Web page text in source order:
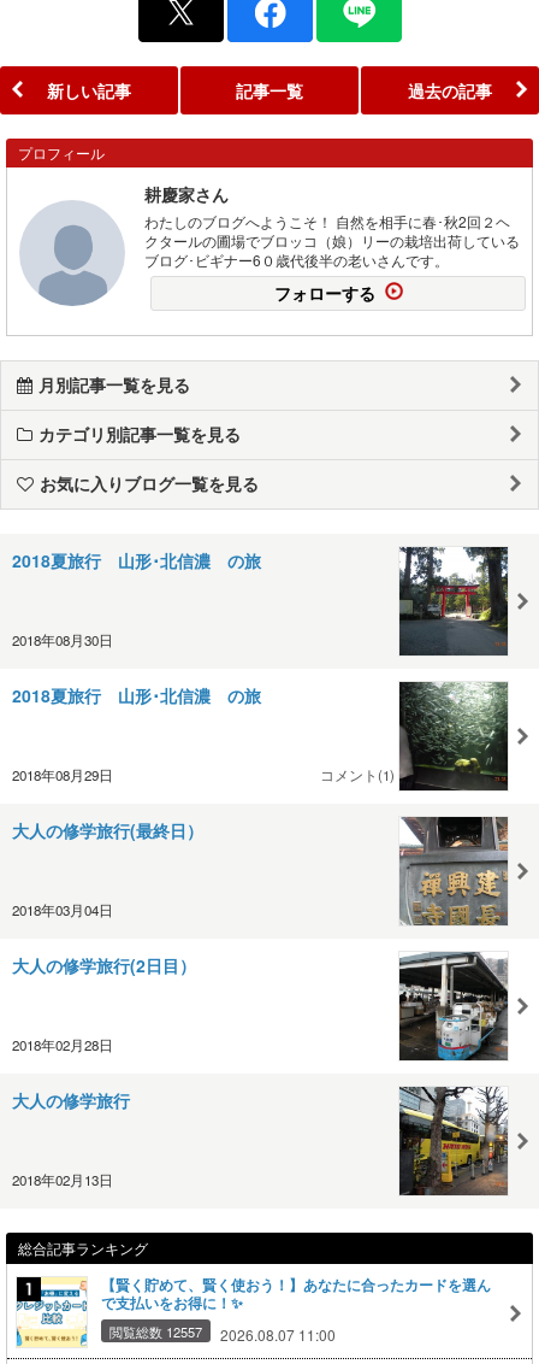
新しい記事 記事一覧 過去の記事
プロフィール
耕慶家さん
わたしのブログへようこそ！ 自然を相手に春･秋2回２ヘ
クタールの圃場でブロッコ（娘）リーの栽培出荷している
ブログ･ビギナー6０歳代後半の老いさんです。
フォローする
月別記事一覧を見る
カテゴリ別記事一覧を見る
お気に入りブログ一覧を見る
2018夏旅行 山形･北信濃 の旅
2018年08月30日
2018夏旅行 山形･北信濃 の旅
2018年08月29日 コメント(1)
大人の修学旅行(最終日）
2018年03月04日
大人の修学旅行(2日目）
2018年02月28日
大人の修学旅行
2018年02月13日
総合記事ランキング
【賢く貯めて、賢く使おう！】あなたに合ったカードを選ん
で支払いをお得に！✨
閲覧総数 12557 2026.08.07 11:00